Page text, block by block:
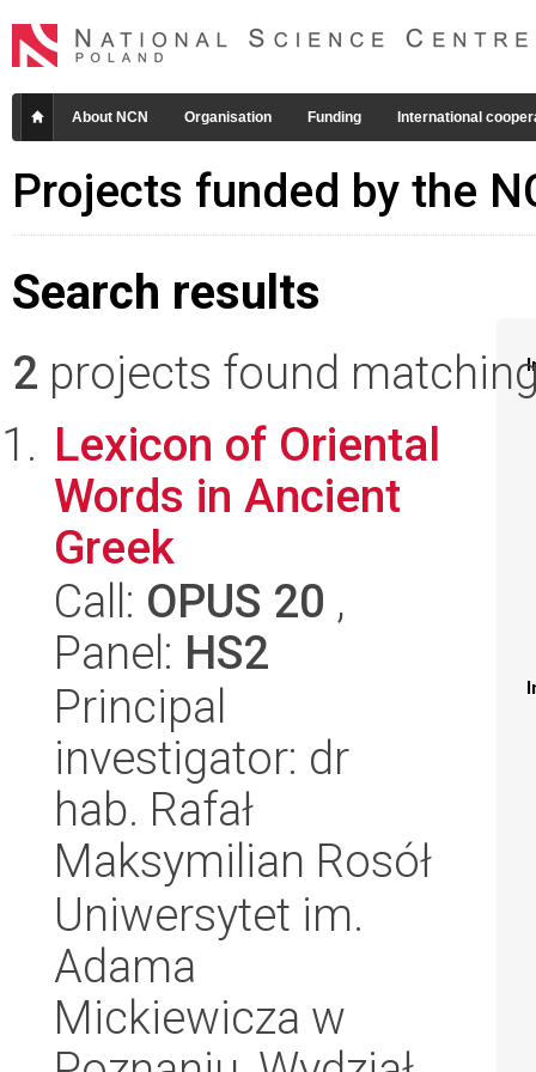
About NCN Organisation Funding International
Projects funded by the
Search results
2 projects found
Lexicon of Oriental
Words in Ancient
Greek
Call: OPUS 20 ,
Panel: HS2
Principal
investigator: dr
hab. Rafał
Maksymilian Rosół
Uniwersytet im.
Adama
Mickiewicza w